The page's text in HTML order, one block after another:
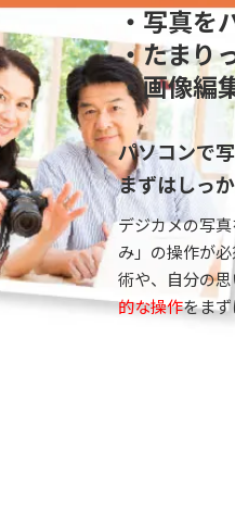
・写真を
・たまり
・画像編
パソコンで
まずはしっ
デジカメの写
み」の操作が
術や、自分の思
的な操作をまず